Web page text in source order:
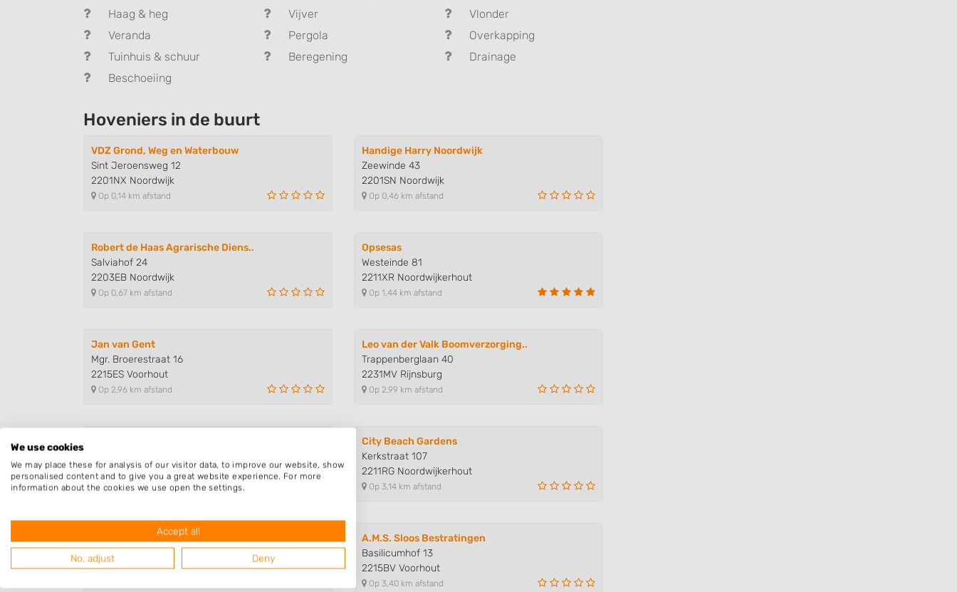
Haag & heg
Vijver
Vlonder
Veranda
Pergola
Overkapping
Tuinhuis & schuur
Beregening
Drainage
Beschoeiing
Hoveniers in de buurt
VDZ Grond, Weg en Waterbouw
Sint Jeroensweg 12
2201NX Noordwijk
Op 0,14 km afstand
Handige Harry Noordwijk
Zeewinde 43
2201SN Noordwijk
Op 0,46 km afstand
Robert de Haas Agrarische Diens..
Salviahof 24
2203EB Noordwijk
Op 0,67 km afstand
Opsesas
Westeinde 81
2211XR Noordwijkerhout
Op 1,44 km afstand
Jan van Gent
Mgr. Broerestraat 16
2215ES Voorhout
Op 2,96 km afstand
Leo van der Valk Boomverzorging..
Trappenberglaan 40
2231MV Rijnsburg
Op 2,99 km afstand
2231NZ Rijnsburg
Op 3,12 km afstand
City Beach Gardens
Kerkstraat 107
2211RG Noordwijkerhout
Op 3,14 km afstand
Edwin Dobbe Tuinen
Kerkstraat 84
2211RM Noordwijkerhout
A.M.S. Sloos Bestratingen
Basilicumhof 13
2215BV Voorhout
Op 3,40 km afstand
We use cookies
We may place these for analysis of our visitor data, to improve our website, show
personalised content and to give you a great website experience. For more
information about the cookies we use open the settings.
Accept all
No, adjust Deny